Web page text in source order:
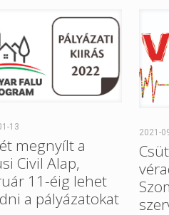
13
megnyílt a
Civil Alap,
11-éig lehet
a pályázatokat
2021-